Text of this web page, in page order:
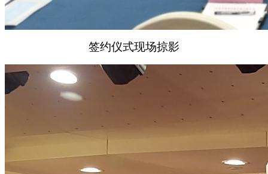
签约仪式现场掠影